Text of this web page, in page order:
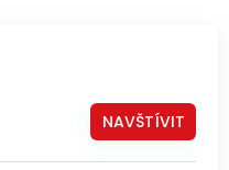
NAVŠTÍVIT